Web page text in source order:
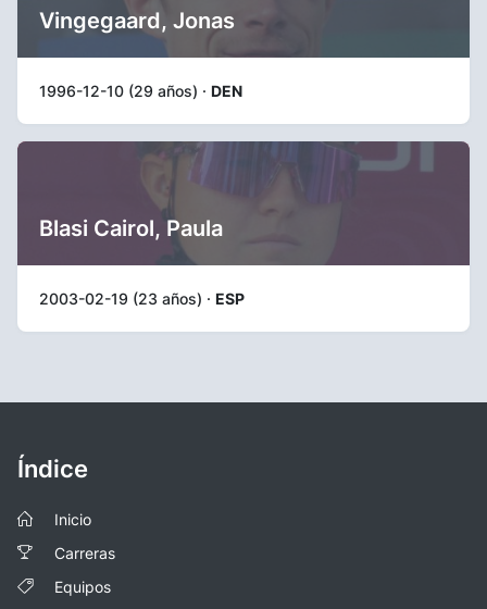
Vingegaard, Jonas
1996-12-10 (29 años) · DEN
Blasi Cairol, Paula
2003-02-19 (23 años) · ESP
Índice
Inicio
Carreras
Equipos